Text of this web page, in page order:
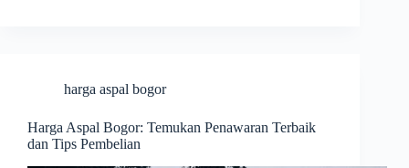
harga aspal bogor
Harga Aspal Bogor: Temukan Penawaran Terbaik
dan Tips Pembelian